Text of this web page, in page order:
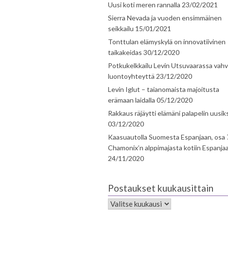
Uusi koti meren rannalla 23/02/2021
Sierra Nevada ja vuoden ensimmäinen
seikkailu 15/01/2021
Tonttulan elämyskylä on innovatiivinen
taikakeidas 30/12/2020
Potkukelkkailu Levin Utsuvaarassa
luontoyhteyttä 23/12/2020
Levin Iglut – taianomaista majoitusta
erämaan laidalla 05/12/2020
Rakkaus räjäytti elämäni palapelin
03/12/2020
Kaasuautolla Suomesta Espanjaan, osa
Chamonix’n alppimajasta kotiin
24/11/2020
Postaukset kuukausittain